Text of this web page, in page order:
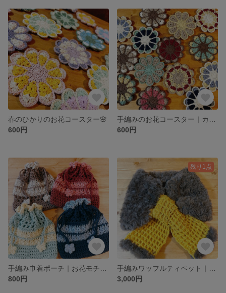
春のひかりのお花コースター🌸
600円
600円
800円
残り1点
3,000円